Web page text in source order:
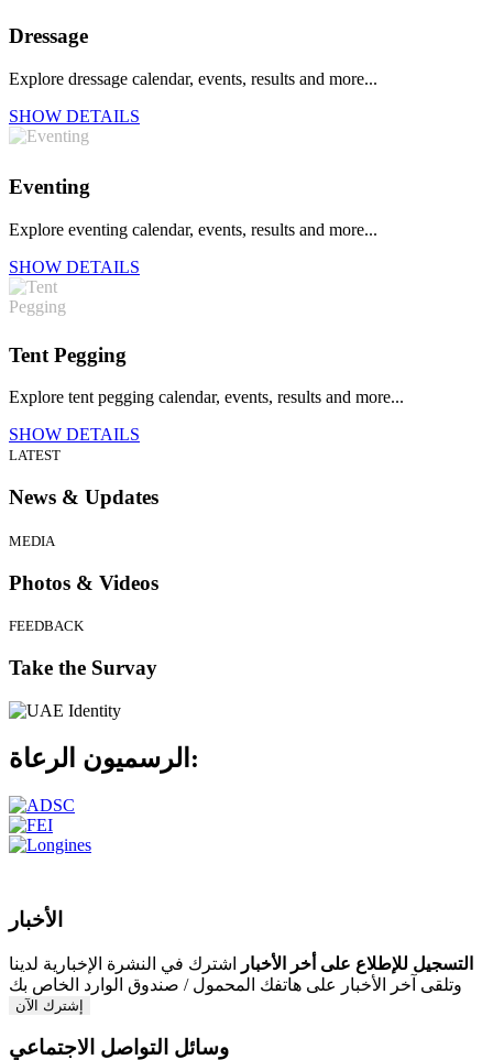
Dressage
Explore dressage calendar, events, results and more...
SHOW DETAILS
Eventing
Explore eventing calendar, events, results and more...
SHOW DETAILS
Tent Pegging
Explore tent pegging calendar, events, results and more...
SHOW DETAILS
LATEST
News & Updates
MEDIA
Photos & Videos
FEEDBACK
Take the Survay
الرسميون الرعاة:
الأخبار
التسجيل للإطلاع على أخر الأخبار
اشترك في النشرة الإخبارية لدينا
وتلقى آخر الأخبار على هاتفك المحمول / صندوق الوارد الخاص بك
إشترك الآن
وسائل التواصل الاجتماعي